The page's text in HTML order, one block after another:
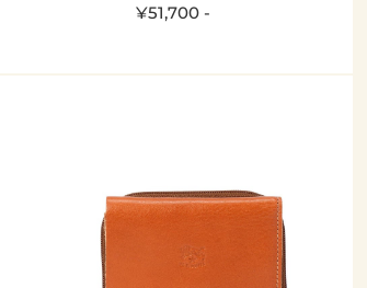
¥51,700 -